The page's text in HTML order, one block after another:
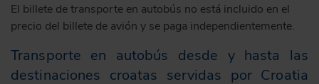
El billete de transporte en autobús no está incluido en el
precio del billete de avión y se paga independientemente.
Transporte en autobús desde y hasta las
destinaciones croatas servidas por Croatia